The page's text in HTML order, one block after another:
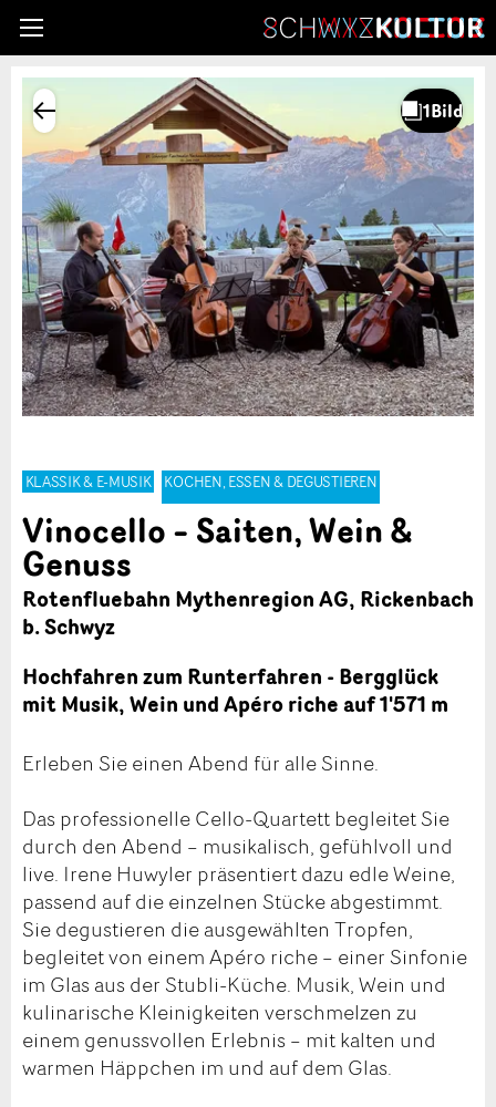
KLASSIK & E-MUSIK KOCHEN, ESSEN & DEGUSTIEREN
Vinocello – Saiten, Wein &
Genuss
Rotenfluebahn Mythenregion AG, Rickenbach
b. Schwyz
Hochfahren zum Runterfahren - Bergglück
mit Musik, Wein und Apéro riche auf 1'571 m
Erleben Sie einen Abend für alle Sinne.
Das professionelle Cello-Quartett begleitet Sie
durch den Abend – musikalisch, gefühlvoll und
live. Irene Huwyler präsentiert dazu edle Weine,
passend auf die einzelnen Stücke abgestimmt.
Sie degustieren die ausgewählten Tropfen,
begleitet von einem Apéro riche – einer Sinfonie
im Glas aus der Stubli-Küche. Musik, Wein und
kulinarische Kleinigkeiten verschmelzen zu
einem genussvollen Erlebnis – mit kalten und
warmen Häppchen im und auf dem Glas.